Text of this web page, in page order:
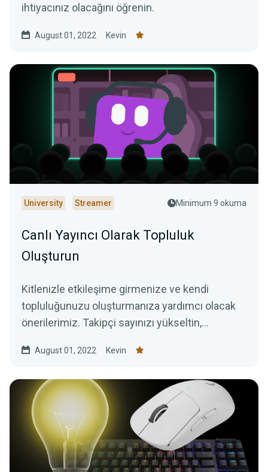
ihtiyacınız olacağını öğrenin.
August 01, 2022 Kevin
University Streamer Minimum 9 okuma
Canlı Yayıncı Olarak Topluluk
Oluşturun
Kitlenizle etkileşime girmenize ve kendi
topluluğunuzu oluşturmanıza yardımcı olacak
önerilerimiz. Takipçi sayınızı yükseltin,
dönüştürün.
August 01, 2022 Kevin